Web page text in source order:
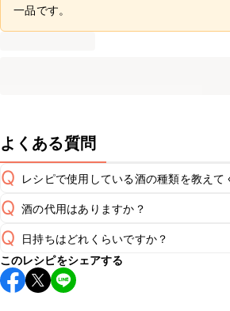
一品です。
よくある質問
Q レシピで使用している酒の種類を教えて
A
Q 酒の代用はありますか？
A
Q 日持ちはどれくらいですか？
保存期間は冷蔵で当日中が目安です。な
し上がりください。
このレシピをシェアする